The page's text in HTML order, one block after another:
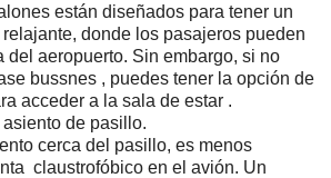
están diseñados para tener un
donde los pasajeros pueden
del aeropuerto. Sin embargo, si no
bussnes , puedes tener la opción de
acceder a la sala de estar .
de pasillo.
cerca del pasillo, es menos
claustrofóbico en el avión. Un